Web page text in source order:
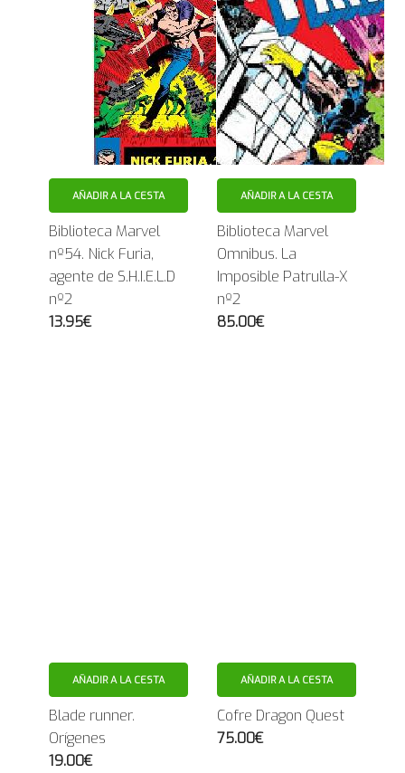
AÑADIR A LA CESTA
Biblioteca Marvel
nº54. Nick Furia,
agente de S.H.I.E.L.D
nº2
13.95€
AÑADIR A LA CESTA
Biblioteca Marvel
Omnibus. La
Imposible Patrulla-X
nº2
85.00€
AÑADIR A LA CESTA
Blade runner.
Orígenes
19.00€
AÑADIR A LA CESTA
Cofre Dragon Quest
75.00€